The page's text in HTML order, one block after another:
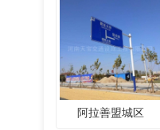
阿拉善盟城区